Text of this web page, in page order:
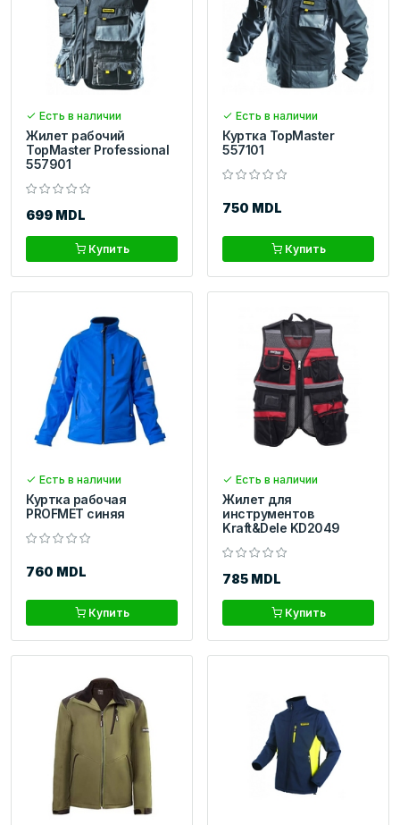
Есть в наличии
Жилет рабочий
TopMaster Professional
557901
699 MDL
Купить
Есть в наличии
Куртка TopMaster
557101
750 MDL
Купить
Есть в наличии
Куртка рабочая
PROFMET синяя
760 MDL
Купить
Есть в наличии
Жилет для
инструментов
Kraft&Dele KD2049
785 MDL
Купить